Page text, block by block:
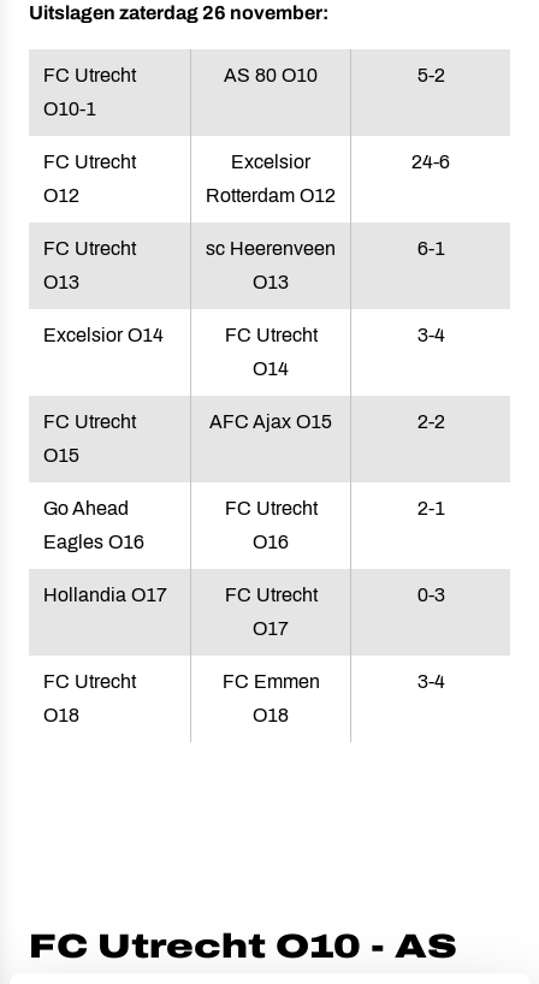
Uitslagen zaterdag 26 november:
FC Utrecht
O10-1
AS 80 O10 5-2
FC Utrecht
O12
Excelsior
Rotterdam O12
24-6
FC Utrecht
O13
sc Heerenveen
O13
6-1
Excelsior O14
FC Utrecht
O14
3-4
FC Utrecht
O15
AFC Ajax O15 2-2
Go Ahead
Eagles O16
FC Utrecht
O16
2-1
Hollandia O17
FC Utrecht
O17
0-3
FC Utrecht
O18
FC Emmen
O18
3-4
FC Utrecht O10 - AS